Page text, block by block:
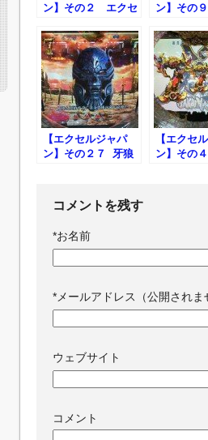
ン】その２ エクセ
行ってみた
ン】その
に行って
【エクセルジャパ
ン】その２７ 牙狼
【エクセ
ン】その
コメントを残す
*お名前
*メールアドレス（公開されま
ウェブサイト
コメント